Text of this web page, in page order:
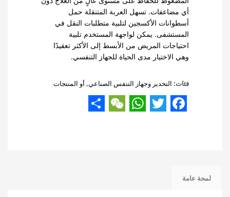
أي مضاعفات. تسهل العربة المتنقلة حمل
أسطوانات الأكسجين لتلبية متطلبات النقل في
المستشفى. يمكن لواجهة المستخدم تلبية
احتياجات المريض من الأبسط إلى الأكثر تعقيدًا
وهي الاختيار مدى الحياة للجهاز التنفسي.
فئات: التخدير وجهاز التنفس الصناعي, أو المنتجات
Facebook
Twitter
WhatsApp
WeChat
Share
لمحة عامة